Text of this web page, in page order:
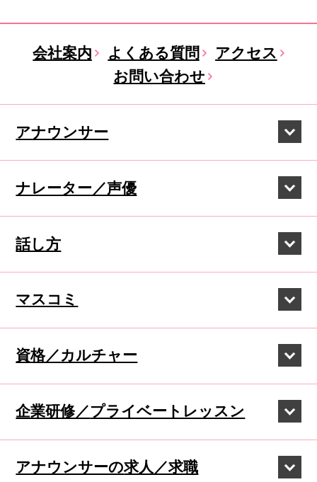
会社案内 よくある質問
アクセス
お問い合わせ
アナウンサー
ナレーター／声優
話し方
マスコミ
資格／カルチャー
企業研修／プライベートレッスン
アナウンサーの求人／求職